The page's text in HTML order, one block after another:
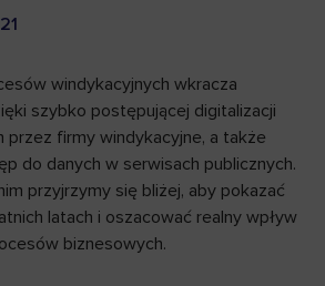
windykacyjnych wkracza
szybko postępującej digitalizacji
przez firmy windykacyjne, a także
do danych w serwisach publicznych.
przyjrzymy się bliżej, aby pokazać
latach i oszacować realny wpływ
biznesowych.